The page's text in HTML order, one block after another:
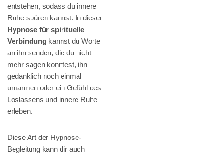
entstehen, sodass du innere
Ruhe spüren kannst. In dieser
Hypnose für spirituelle
Verbindung kannst du Worte
an ihn senden, die du nicht
mehr sagen konntest, ihn
gedanklich noch einmal
umarmen oder ein Gefühl des
Loslassens und innere Ruhe
erleben.
Diese Art der Hypnose-
Begleitung kann dir auch